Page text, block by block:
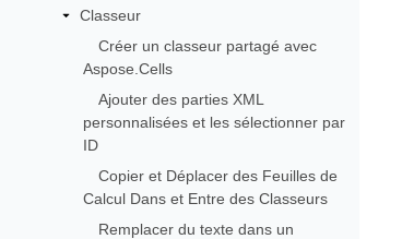
Classeur
Créer un classeur partagé avec
Aspose.Cells
Ajouter des parties XML
personnalisées et les sélectionner par
ID
Copier et Déplacer des Feuilles de
Calcul Dans et Entre des Classeurs
Remplacer du texte dans un